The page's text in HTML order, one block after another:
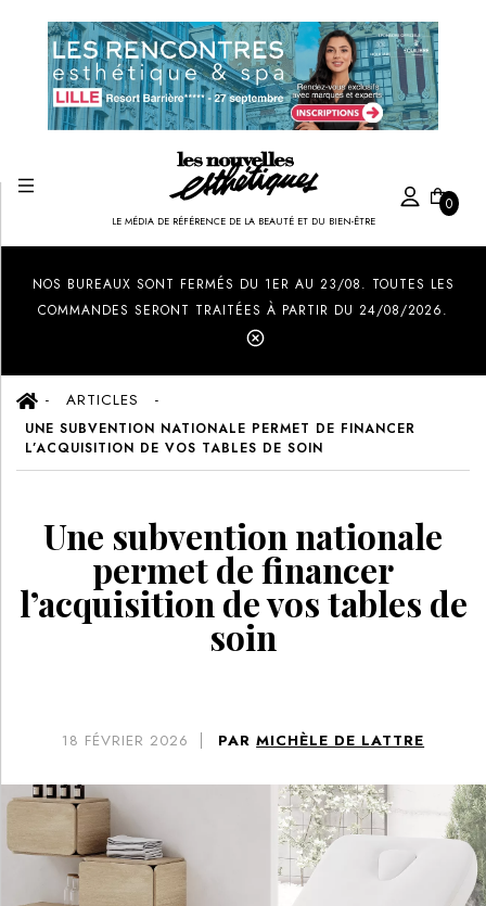
LE MÉDIA DE RÉFÉRENCE DE LA BEAUTÉ ET DU BIEN-ÊTRE
0
NOS BUREAUX SONT FERMÉS DU 1ER AU 23/08. TOUTES LES
COMMANDES SERONT TRAITÉES À PARTIR DU 24/08/2026.
ARTICLES
UNE SUBVENTION NATIONALE PERMET DE FINANCER
L’ACQUISITION DE VOS TABLES DE SOIN
Une subvention nationale
permet de financer
l’acquisition de vos tables de
soin
18 FÉVRIER 2026 PAR MICHÈLE DE LATTRE